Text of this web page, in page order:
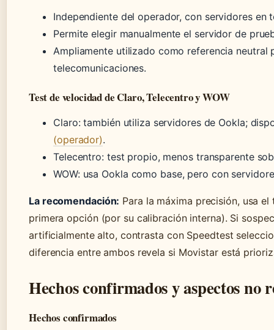
Independiente del operador, con servidores en
Permite elegir manualmente el servidor de
Ampliamente utilizado como referencia neutral
telecomunicaciones.
Test de velocidad de Claro, Telecentro y WOW
Claro: también utiliza servidores de Ookla;
(operador).
Telecentro: test propio, menos transparente
WOW: usa Ookla como base, pero con
La recomendación: Para la máxima precisión, usa
primera opción (por su calibración interna). Si
artificialmente alto, contrasta con Speedtest
diferencia entre ambos revela si Movistar está
Hechos confirmados y aspectos no
Hechos confirmados